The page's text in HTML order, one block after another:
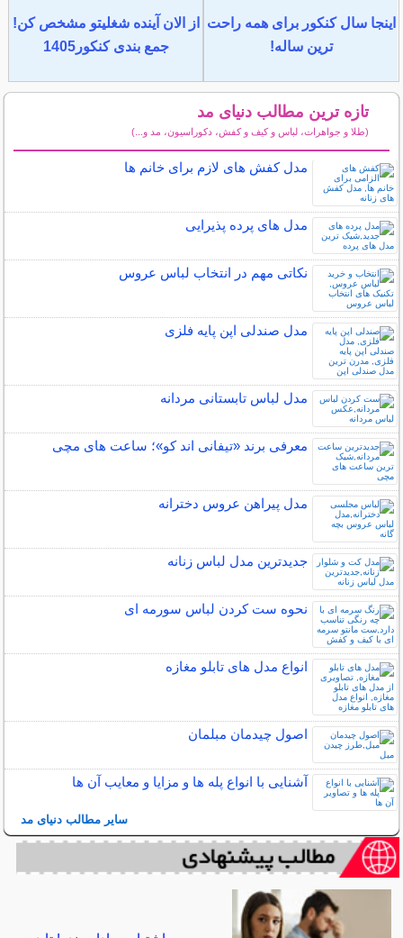
اینجا سال کنکور برای همه راحت
ترین ساله!
از الان آینده شغلیتو مشخص کن!
جمع بندی کنکور1405
تازه ترین مطالب دنیای مد
(طلا و جواهرات، لباس و کیف و کفش، دکوراسیون، مد و...)
مدل کفش های لازم برای خانم ها
مدل های پرده پذیرایی
نکاتی مهم در انتخاب لباس عروس
مدل صندلی اپن پایه فلزی
مدل لباس تابستانی مردانه
معرفی برند «تیفانی اند کو»؛ ساعت های مچی
مدل پیراهن عروس دخترانه
جدیدترین مدل لباس زنانه
نحوه ست کردن لباس سورمه ای
انواع مدل های تابلو مغازه
اصول چیدمان مبلمان
آشنایی با انواع پله ها و مزایا و معایب آن ها
سایر مطالب دنیای مد